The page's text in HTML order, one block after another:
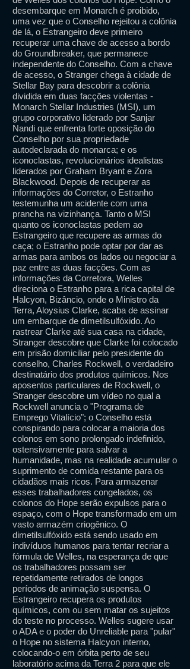
desembarque em Monarch é proibido,
uma vez que o Conselho rejeitou a colônia
de lá, o Estrangeiro deve primeiro
recuperar uma chave de acesso a bordo
do Groundbreaker, que permanece
independente do Conselho. Com a chave
de acesso, o Stranger chega à cidade de
Stellar Bay para descobrir a colônia
dividida em duas facções violentas -
Monarch Stellar Industries (MSI), um
grupo corporativo liderado por Sanjar
Nandi que enfrenta forte oposição do
Conselho por sua propriedade
autodeclarada do monarca; e os
iconoclastas, revolucionários idealistas
liderados por Graham Bryant e Zora
Blackwood. Depois de recuperar as
informações do Corretor, o Estranho
testemunha um acidente com uma
prancha na vizinhança. Tanto o MSI
quanto os iconoclastas pedem ao
Estrangeiro que recupere as armas do
caça; o Estranho pode optar por dar as
armas para ambos os lados ou negociar a
paz entre as duas facções. Com as
informações da Corretora, Welles
direciona o Estranho para a rica capital de
Halcyon, Bizâncio, onde o Ministro da
Terra, Aloysius Clarke, acaba de assinar
um embarque de dimetilsulfóxido. Ao
rastrear Clarke até sua casa na cidade,
Stranger descobre que Clarke foi colocado
em prisão domiciliar pelo presidente do
conselho, Charles Rockwell, o verdadeiro
destinatário dos produtos químicos. Nos
aposentos particulares de Rockwell, o
Stranger descobre um vídeo no qual a
Rockwell anuncia o "Programa de
Emprego Vitalício"; o Conselho está
conspirando para colocar a maioria dos
colonos em sono prolongado indefinido,
ostensivamente para salvar a
humanidade, mas na realidade acumular o
suprimento de comida restante para os
cidadãos mais ricos. Para armazenar
esses trabalhadores congelados, os
colonos do Hope serão expulsos para o
espaço, com o Hope transformado em um
vasto armazém criogênico. O
dimetilsulfóxido está sendo usado em
indivíduos humanos para tentar recriar a
fórmula de Welles, na esperança de que
os trabalhadores possam ser
repetidamente retirados de longos
períodos de animação suspensa. O
Estrangeiro recupera os produtos
químicos, com ou sem matar os sujeitos
do teste no processo. Welles sugere usar
o ADA e o poder do Unreliable para "pular"
o Hope no sistema Halcyon interno,
colocando-o em órbita perto de seu
laboratório acima da Terra 2 para que ele